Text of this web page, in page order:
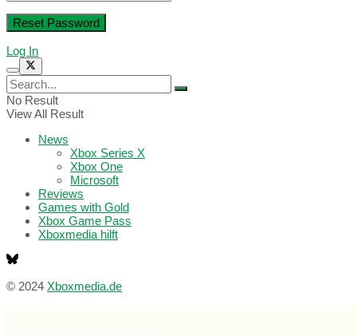
Log In
No Result
View All Result
News
Xbox Series X
Xbox One
Microsoft
Reviews
Games with Gold
Xbox Game Pass
Xboxmedia hilft
© 2024 Xboxmedia.de